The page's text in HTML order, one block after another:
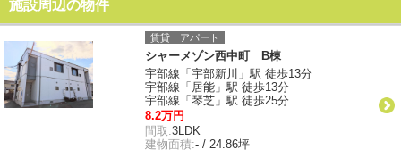
施設周辺の物件
賃貸｜アパート
シャーメゾン西中町 B棟
宇部線「宇部新川」駅 徒歩13分
宇部線「居能」駅 徒歩13分
宇部線「琴芝」駅 徒歩25分
8.2万円
間取:3LDK
建物面積:- / 24.86坪